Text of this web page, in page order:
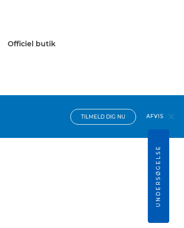
Officiel butik
TILMELD DIG NU AFVIS
UNDERSØGELSE